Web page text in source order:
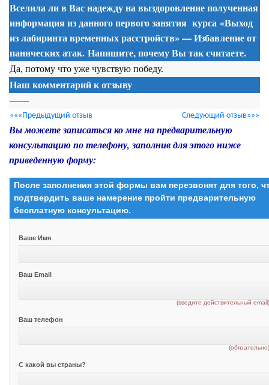
Вселила ли в Вас надежду на выздоровление полученная
информация из данного первого занятия курса «Выход
из лабиринта временных расстройств» — Избавление от
панических атак. Напишите, почему Вы так считаете.
Да, потому что уже чувствую победу.
Наш комментарий к отзыву
——
«««Предыдущий отзыв Следующий отзыв»»»
Вы можете записаться ко мне на предварительную
консультацию по телефону, заполнив для этого ниже
приведенную форму:
После заполнения этой формы вам перезвонят для того,
подтвердить ваше намерение пройти предварительную
бесплатную консультацию.
Ваше Имя
Ваш Email
(введите действительный
Ваш телефон
С какой вы страны?